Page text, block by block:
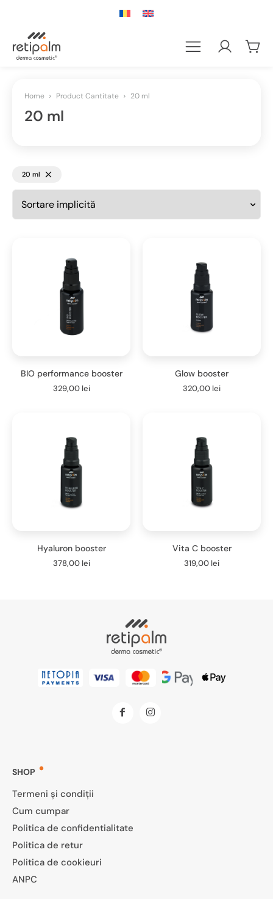
Home Product Cantitate 20 ml
20 ml
20 ml
BIO performance booster
329,00 lei
Glow booster
320,00 lei
Hyaluron booster
378,00 lei
Vita C booster
319,00 lei
SHOP
Termeni și condiții
Cum cumpar
Politica de confidentialitate
Politica de retur
Politica de cookieuri
ANPC